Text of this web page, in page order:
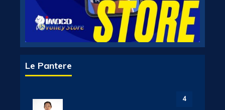
Le Pantere
4